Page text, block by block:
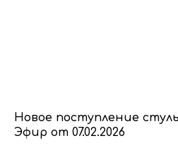
Новое поступление
Эфир от 07.02.2026